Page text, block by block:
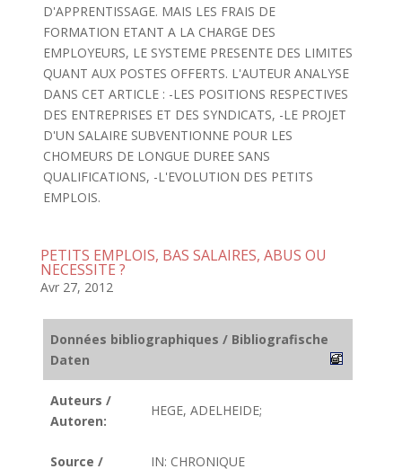
D'APPRENTISSAGE. MAIS LES FRAIS DE
FORMATION ETANT A LA CHARGE DES
EMPLOYEURS, LE SYSTEME PRESENTE DES LIMITES
QUANT AUX POSTES OFFERTS. L'AUTEUR ANALYSE
DANS CET ARTICLE : -LES POSITIONS RESPECTIVES
DES ENTREPRISES ET DES SYNDICATS, -LE PROJET
D'UN SALAIRE SUBVENTIONNE POUR LES
CHOMEURS DE LONGUE DUREE SANS
QUALIFICATIONS, -L'EVOLUTION DES PETITS
EMPLOIS.
PETITS EMPLOIS, BAS SALAIRES, ABUS OU
NECESSITE ?
Avr 27, 2012
Données bibliographiques / Bibliografische
Daten
Auteurs /
Autoren:
HEGE, ADELHEIDE;
Source /
IN: CHRONIQUE